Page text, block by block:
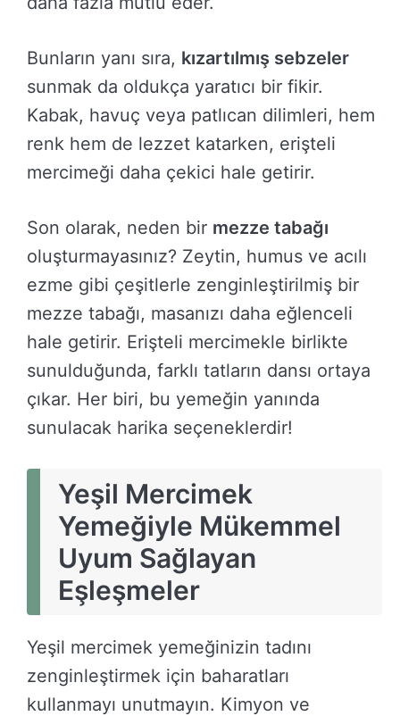
Bunların yanı sıra, kızartılmış sebzeler
sunmak da oldukça yaratıcı bir fikir.
Kabak, havuç veya patlıcan dilimleri, hem
renk hem de lezzet katarken, erişteli
mercimeği daha çekici hale getirir.
Son olarak, neden bir mezze tabağı
oluşturmayasınız? Zeytin, humus ve acılı
ezme gibi çeşitlerle zenginleştirilmiş bir
mezze tabağı, masanızı daha eğlenceli
hale getirir. Erişteli mercimekle birlikte
sunulduğunda, farklı tatların dansı ortaya
çıkar. Her biri, bu yemeğin yanında
sunulacak harika seçeneklerdir!
Yeşil Mercimek
Yemeğiyle Mükemmel
Uyum Sağlayan
Eşleşmeler
Yeşil mercimek yemeğinizin tadını
zenginleştirmek için baharatları
kullanmayı unutmayın. Kimyon ve